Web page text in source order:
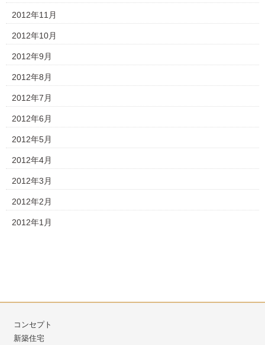
2012年11月
2012年10月
2012年9月
2012年8月
2012年7月
2012年6月
2012年5月
2012年4月
2012年3月
2012年2月
2012年1月
コンセプト
新築住宅